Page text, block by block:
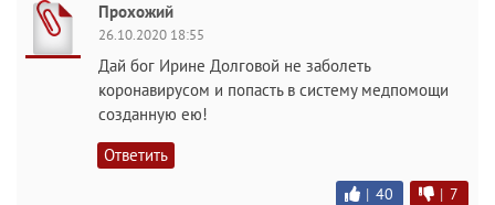
Прохожий
26.10.2020 18:55
Дай бог Ирине Долговой не заболеть
коронавирусом и попасть в систему медпомощи
созданную ею!
Ответить
| 40 | 7